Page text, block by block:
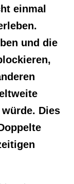
einmal
und die
Dies